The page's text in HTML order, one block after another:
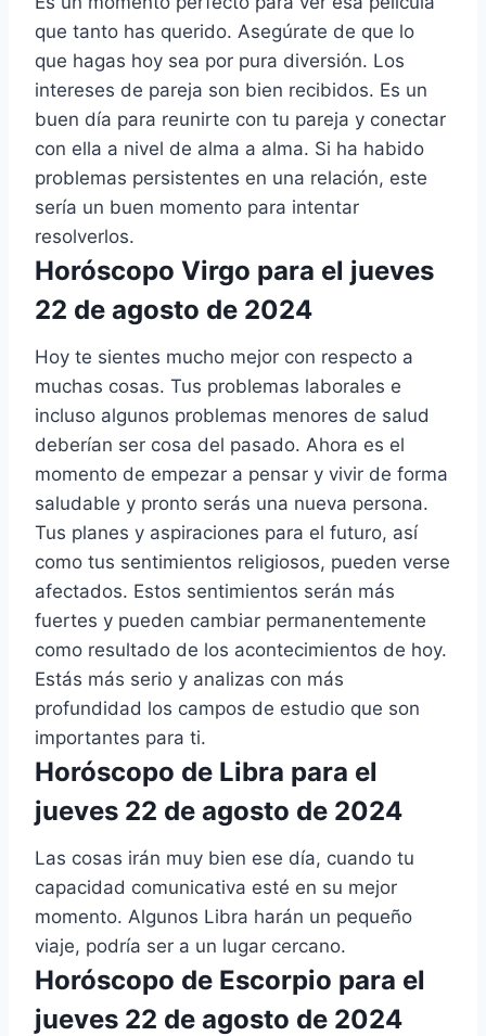
que tanto has querido. Asegúrate de que lo
que hagas hoy sea por pura diversión. Los
intereses de pareja son bien recibidos. Es un
buen día para reunirte con tu pareja y conectar
con ella a nivel de alma a alma. Si ha habido
problemas persistentes en una relación, este
sería un buen momento para intentar
resolverlos.
Horóscopo Virgo para el jueves
22 de agosto de 2024
Hoy te sientes mucho mejor con respecto a
muchas cosas. Tus problemas laborales e
incluso algunos problemas menores de salud
deberían ser cosa del pasado. Ahora es el
momento de empezar a pensar y vivir de forma
saludable y pronto serás una nueva persona.
Tus planes y aspiraciones para el futuro, así
como tus sentimientos religiosos, pueden verse
afectados. Estos sentimientos serán más
fuertes y pueden cambiar permanentemente
como resultado de los acontecimientos de hoy.
Estás más serio y analizas con más
profundidad los campos de estudio que son
importantes para ti.
Horóscopo de Libra para el
jueves 22 de agosto de 2024
Las cosas irán muy bien ese día, cuando tu
capacidad comunicativa esté en su mejor
momento. Algunos Libra harán un pequeño
viaje, podría ser a un lugar cercano.
Horóscopo de Escorpio para el
jueves 22 de agosto de 2024